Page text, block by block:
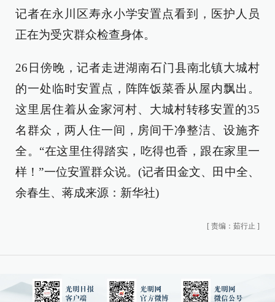
记者在永川区寿永小学安置点看到，医护人员
正在为受灾群众检查身体。
26日傍晚，记者走进湖南石门县南北镇大城村
的一处临时安置点，阵阵饭菜香从屋内飘出。
这里居住着从金家河村、大城村转移安置的35
名群众，两人住一间，房间干净整洁、设施齐
全。“在这里住得踏实，吃得也香，跟在家里一
样！”一位安置群众说。(记者田金文、田中全、
余春生、蒋成来源：新华社)
[ 责编：茹行止 ]